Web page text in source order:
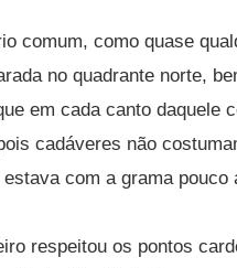
comum, como quase
no quadrante norte,
em cada canto daquele
cadáveres não
com a grama
respeitou os pontos